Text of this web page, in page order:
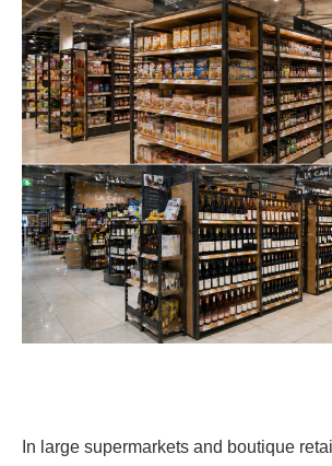
In large supermarkets and boutique